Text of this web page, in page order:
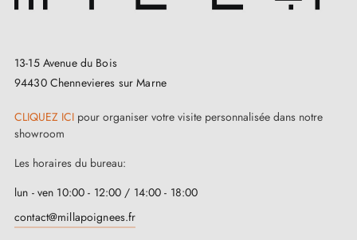
13-15 Avenue du Bois
94430 Chennevieres sur Marne
CLIQUEZ ICI pour organiser votre visite personnalisée dans notre
showroom
Les horaires du bureau:
lun - ven 10:00 - 12:00 / 14:00 - 18:00
contact@millapoignees.fr